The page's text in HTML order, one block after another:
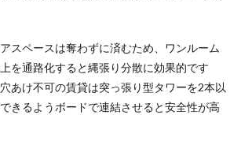
スペースは奪わずに済むため、ワンルーム
を通路化すると縄張り分散に効果的です
あけ不可の賃貸は突っ張り型タワーを2本以
きるようボードで連結させると安全性が高